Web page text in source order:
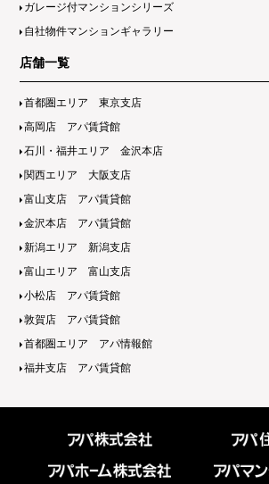
ガレージ付マンションシリーズ
自社物件マンションギャラリー
店舗一覧
首都圏エリア 東京支店
高岡店 アパ賃貸館
石川・福井エリア 金沢本店
関西エリア 大阪支店
富山支店 アパ賃貸館
金沢本店 アパ賃貸館
新潟エリア 新潟支店
富山エリア 富山支店
小松店 アパ賃貸館
敦賀店 アパ賃貸館
首都圏エリア アパ情報館
福井支店 アパ賃貸館